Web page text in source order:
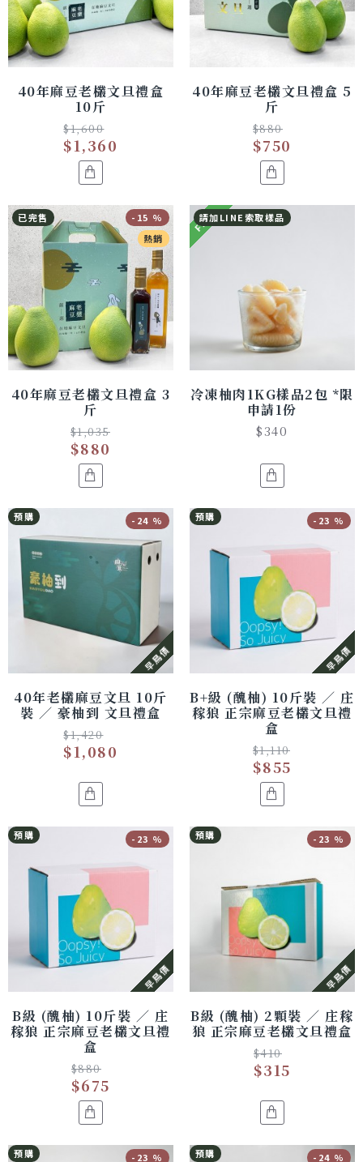
40年麻豆老欉文旦禮盒
10斤
$1,360
$1,600
40年麻豆老欉文旦禮盒 5
斤
$750
$880
熱銷
-15 %
已完售
40年麻豆老欉文旦禮盒 3
斤
$880
$1,035
FREE
請加LINE索取樣品
冷凍柚肉1KG樣品2包 *限
申請1份
$340
預購
早鳥價
-24 %
40年老欉麻豆文旦 10斤
裝 ／ 豪柚到 文旦禮盒
$1,080
$1,420
預購
早鳥價
-23 %
B+級 (醜柚) 10斤裝 ／ 庄
稼狼 正宗麻豆老欉文旦禮
盒
$855
$1,110
預購
早鳥價
-23 %
B級 (醜柚) 10斤裝 ／ 庄
稼狼 正宗麻豆老欉文旦禮
盒
$675
$880
預購
早鳥價
-23 %
B級 (醜柚) 2顆裝 ／ 庄稼
狼 正宗麻豆老欉文旦禮盒
$315
$410
預購 -23 % 預購 -24 %